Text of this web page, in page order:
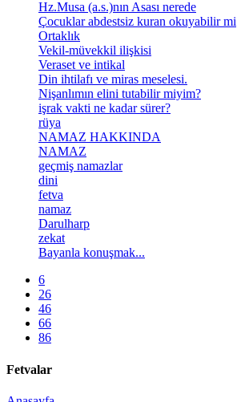
Hz.Musa (a.s.)nın Asası nerede
Çocuklar abdestsiz kuran okuyabilir mi
Ortaklık
Vekil-müvekkil ilişkisi
Veraset ve intikal
Din ihtilafı ve miras meselesi.
Nişanlımın elini tutabilir miyim?
işrak vakti ne kadar sürer?
rüya
NAMAZ HAKKINDA
NAMAZ
geçmiş namazlar
dini
fetva
namaz
Darulharp
zekat
Bayanla konuşmak...
6
26
46
66
86
Fetvalar